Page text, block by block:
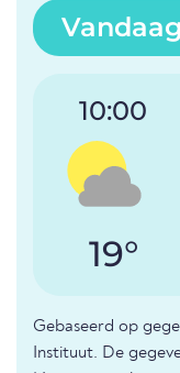
Vandaag
10:00
19°
Gebaseerd op
Instituut. De